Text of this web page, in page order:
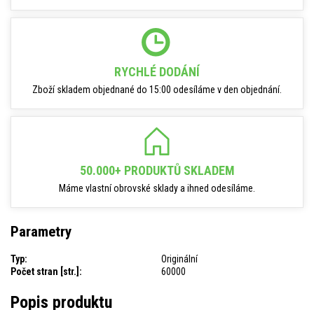
RYCHLÉ DODÁNÍ
Zboží skladem objednané do 15:00 odesíláme v den objednání.
50.000+ PRODUKTŮ SKLADEM
Máme vlastní obrovské sklady a ihned odesíláme.
Parametry
Typ:
Originální
Počet stran [str.]:
60000
Popis produktu